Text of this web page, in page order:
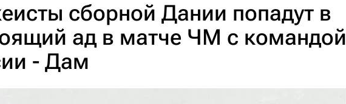
сборной Дании попадут в
ад в матче ЧМ с командой
- Дам